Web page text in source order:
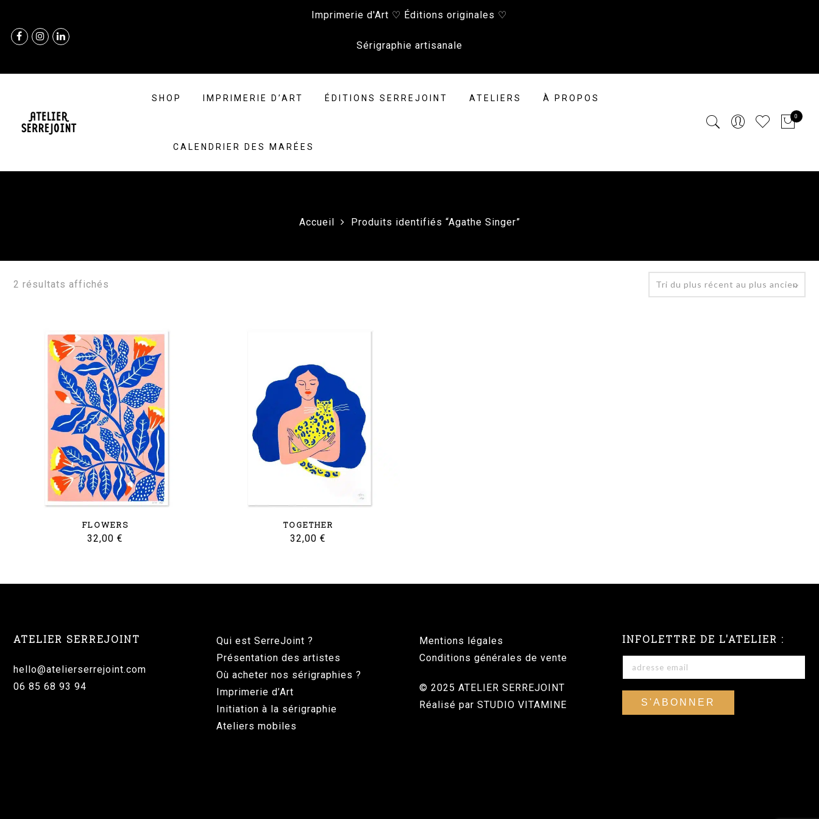
Imprimerie d'Art ♡ Éditions originales ♡
Sérigraphie artisanale
SHOP IMPRIMERIE D’ART ÉDITIONS SERREJOINT ATELIERS À PROPOS
CALENDRIER DES MARÉES
0
Accueil Produits identifiés “Agathe Singer”
2 résultats affichés
récent
au
plus
ancien
FLOWERS
32,00 €
TOGETHER
32,00 €
ATELIER SERREJOINT
hello@atelierserrejoint.com
06 85 68 93 94
Qui est SerreJoint ?
Présentation des artistes
Où acheter nos sérigraphies ?
Imprimerie d’Art
Initiation à la sérigraphie
Ateliers mobiles
Mentions légales
Conditions générales de vente
© 2025 ATELIER SERREJOINT
Réalisé par STUDIO VITAMINE
INFOLETTRE DE L'ATELIER :